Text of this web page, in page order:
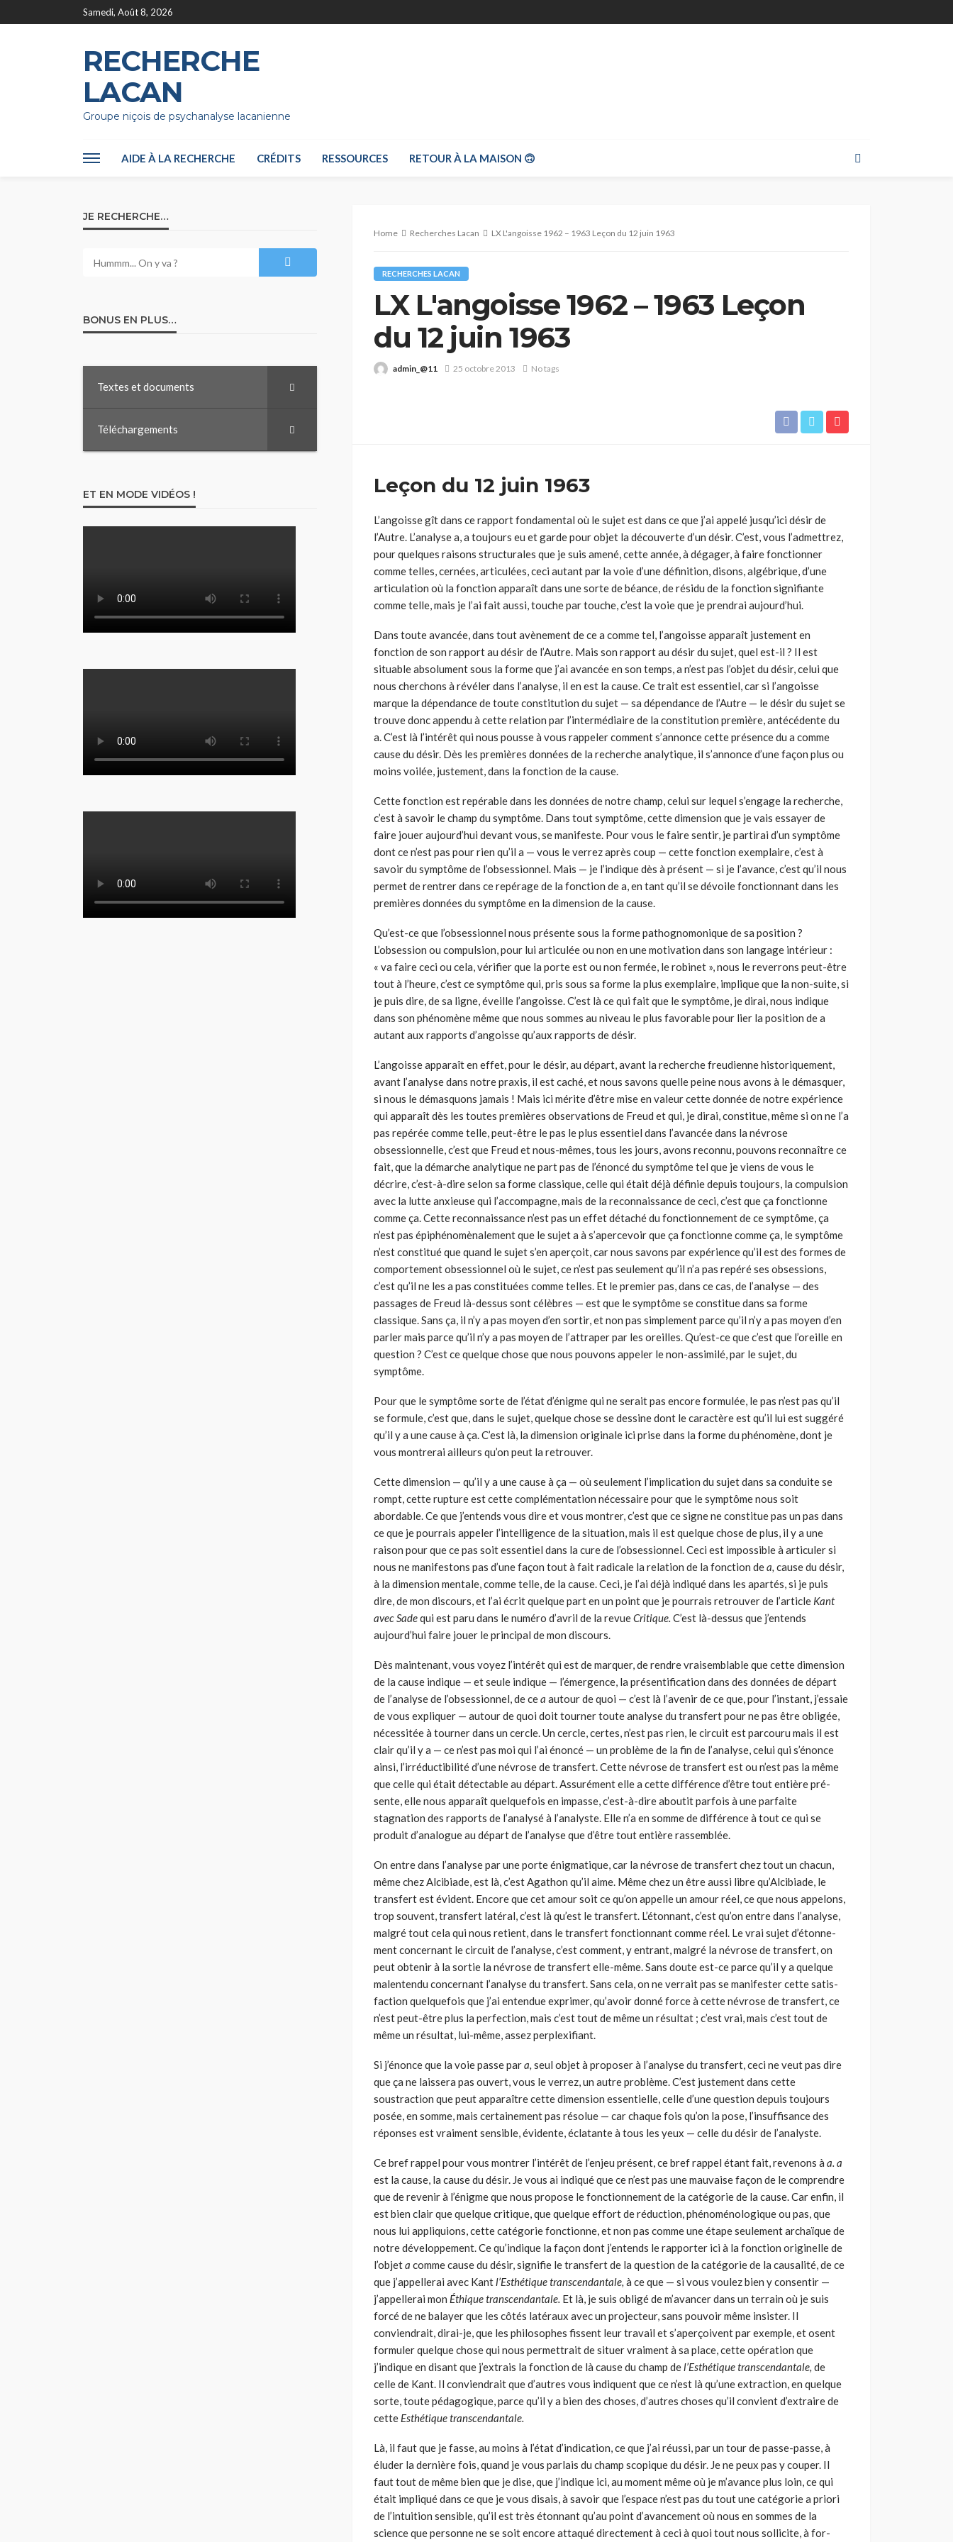
Samedi, Août 8, 2026
RECHERCHE
LACAN
Groupe niçois de psychanalyse lacanienne
AIDE À LA RECHERCHE CRÉDITS RESSOURCES RETOUR À LA MAISON 🙃
Home Recherches Lacan LX L'angoisse 1962 – 1963 Leçon du 12 juin 1963
RECHERCHES LACAN
LX L'angoisse 1962 – 1963 Leçon
du 12 juin 1963
admin_@11 25 octobre 2013 No tags
Leçon du 12 juin 1963
L’angoisse gît dans ce rapport fondamental où le sujet est dans ce que j’ai appelé jusqu’ici désir de
l’Autre. L’analyse a, a toujours eu et garde pour objet la découverte d’un désir. C’est, vous l’admettrez,
pour quelques rai­sons structurales que je suis amené, cette année, à dégager, à faire fonction­ner
comme telles, cernées, articulées, ceci autant par la voie d’une définition, disons, algébrique, d’une
articulation où la fonction apparaît dans une sorte de béance, de résidu de la fonction signifiante
comme telle, mais je l’ai fait aussi, touche par touche, c’est la voie que je prendrai aujourd’hui.
Dans toute avancée, dans tout avènement de ce a comme tel, l’angoisse apparaît justement en
fonction de son rapport au désir de l’Autre. Mais son rapport au désir du sujet, quel est-il ? Il est
situable absolument sous la forme que j’ai avancée en son temps, a n’est pas l’objet du désir, celui que
nous cherchons à révéler dans l’analyse, il en est la cause. Ce trait est essen­tiel, car si l’angoisse
marque la dépendance de toute constitution du sujet — sa dépendance de l’Autre — le désir du sujet se
trouve donc appendu à cette relation par l’intermédiaire de la constitution première, antécédente du
a. C’est là l’intérêt qui nous pousse à vous rappeler comment s’annonce cette présence du a comme
cause du désir. Dès les premières données de la recherche analytique, il s’annonce d’une façon plus ou
moins voilée, juste­ment, dans la fonction de la cause.
Cette fonction est repérable dans les données de notre champ, celui sur lequel s’engage la recherche,
c’est à savoir le champ du symptôme. Dans tout symptôme, cette dimension que je vais essayer de
faire jouer aujourd’hui devant vous, se manifeste. Pour vous le faire sentir, je partirai d’un symp­tôme
dont ce n’est pas pour rien qu’il a — vous le verrez après coup — cette fonction exemplaire, c’est à
savoir du symptôme de l’obsessionnel. Mais — je l’indique dès à présent — si je l’avance, c’est qu’il nous
permet de rentrer dans ce repérage de la fonction de a, en tant qu’il se dévoile fonc­tionnant dans les
premières données du symptôme en la dimension de la cause.
Qu’est-ce que l’obsessionnel nous présente sous la forme pathognomo­nique de sa position ?
L’obsession ou compulsion, pour lui articulée ou non en une motivation dans son langage intérieur :
« va faire ceci ou cela, véri­fier que la porte est ou non fermée, le robinet », nous le reverrons peut-être
tout à l’heure, c’est ce symptôme qui, pris sous sa forme la plus exemplaire, implique que la non-suite, si
je puis dire, de sa ligne, éveille l’angoisse. C’est là ce qui fait que le symptôme, je dirai, nous indique
dans son phénomène même que nous sommes au niveau le plus favorable pour lier la position de a
autant aux rapports d’angoisse qu’aux rapports de désir.
L’angoisse apparaît en effet, pour le désir, au départ, avant la recherche freudienne historiquement,
avant l’analyse dans notre praxis, il est caché, et nous savons quelle peine nous avons à le démasquer,
si nous le démasquons jamais ! Mais ici mérite d’être mise en valeur cette donnée de notre expé­rience
qui apparaît dès les toutes premières observations de Freud et qui, je dirai, constitue, même si on ne l’a
pas repérée comme telle, peut-être le pas le plus essentiel dans l’avancée dans la névrose
obsessionnelle, c’est que Freud et nous-mêmes, tous les jours, avons reconnu, pouvons reconnaître ce
fait, que la démarche analytique ne part pas de l’énoncé du symptôme tel que je viens de vous le
décrire, c’est-à-dire selon sa forme classique, celle qui était déjà définie depuis toujours, la compulsion
avec la lutte anxieuse qui l’accompagne, mais de la reconnaissance de ceci, c’est que ça fonctionne
comme ça. Cette reconnaissance n’est pas un effet détaché du fonctionne­ment de ce symptôme, ça
n’est pas épiphénomènalement que le sujet a à s’apercevoir que ça fonctionne comme ça, le symptôme
n’est constitué que quand le sujet s’en aperçoit, car nous savons par expérience qu’il est des formes de
comportement obsessionnel où le sujet, ce n’est pas seulement qu’il n’a pas repéré ses obsessions,
c’est qu’il ne les a pas constituées comme telles. Et le premier pas, dans ce cas, de l’analyse — des
passages de Freud là-dessus sont célèbres — est que le symptôme se constitue dans sa forme
classique. Sans ça, il n’y a pas moyen d’en sortir, et non pas simplement parce qu’il n’y a pas moyen d’en
parler mais parce qu’il n’y a pas moyen de l’attraper par les oreilles. Qu’est-ce que c’est que l’oreille en
question ? C’est ce quelque chose que nous pouvons appeler le non-assimilé, par le sujet, du
symptôme.
Pour que le symptôme sorte de l’état d’énigme qui ne serait pas encore formulée, le pas n’est pas qu’il
se formule, c’est que, dans le sujet, quelque chose se dessine dont le caractère est qu’il lui est suggéré
qu’il y a une cause à ça. C’est là, la dimension originale ici prise dans la forme du phénomène, dont je
vous montrerai ailleurs qu’on peut la retrouver.
Cette dimension — qu’il y a une cause à ça — où seulement l’implication du sujet dans sa conduite se
rompt, cette rupture est cette complémentation nécessaire pour que le symptôme nous soit
abordable. Ce que j’entends vous dire et vous montrer, c’est que ce signe ne constitue pas un pas dans
ce que je pourrais appeler l’intelligence de la situation, mais il est quelque chose de plus, il y a une
raison pour que ce pas soit essentiel dans la cure de l’obsessionnel. Ceci est impossible à articuler si
nous ne manifestons pas d’une façon tout à fait radicale la relation de la fonction dea, cause du désir,
à la dimension mentale, comme telle, de la cause. Ceci, je l’ai déjà indiqué dans les apartés, si je puis
dire, de mon discours, et l’ai écrit quelque part en un point que je pourrais retrouver de l’article Kant
avec Sadequi est paru dans le numéro d’avril de la revueCritique. C’est là-dessus que j’entends
aujourd’hui faire jouer le principal de mon discours.
Dès maintenant, vous voyez l’intérêt qui est de marquer, de rendre vrai­semblable que cette dimension
de la cause indique — et seule indique — l’émergence, la présentification dans des données de départ
de l’analyse de l’obsessionnel, de cea autour de quoi — c’est là l’avenir de ce que, pour l’instant, j’essaie
de vous expliquer — autour de quoi doit tourner toute ana­lyse du transfert pour ne pas être obligée,
nécessitée à tourner dans un cercle. Un cercle, certes, n’est pas rien, le circuit est parcouru mais il est
clair qu’il y a — ce n’est pas moi qui l’ai énoncé — un problème de la fin de l’ana­lyse, celui qui s’énonce
ainsi, l’irréductibilité d’une névrose de transfert. Cette névrose de transfert est ou n’est pas la même
que celle qui était détec­table au départ. Assurément elle a cette différence d’être tout entière pré­
sente, elle nous apparaît quelquefois en impasse, c’est-à-dire aboutit parfois à une parfaite
stagnation des rapports de l’analysé à l’analyste. Elle n’a en somme de différence à tout ce qui se
produit d’analogue au départ de l’ana­lyse que d’être tout entière rassemblée.
On entre dans l’analyse par une porte énigmatique, car la névrose de transfert chez tout un chacun,
même chez Alcibiade, est là, c’est Agathon qu’il aime. Même chez un être aussi libre qu’Alcibiade, le
transfert est évi­dent. Encore que cet amour soit ce qu’on appelle un amour réel, ce que nous appelons,
trop souvent, transfert latéral, c’est là qu’est le transfert. L’étonnant, c’est qu’on entre dans l’analyse,
malgré tout cela qui nous retient, dans le transfert fonctionnant comme réel. Le vrai sujet d’étonne­
ment concernant le circuit de l’analyse, c’est comment, y entrant, malgré la névrose de transfert, on
peut obtenir à la sortie la névrose de transfert elle-même. Sans doute est-ce parce qu’il y a quelque
malentendu concernant l’analyse du transfert. Sans cela, on ne verrait pas se manifester cette satis­
faction quelquefois que j’ai entendue exprimer, qu’avoir donné force à cette névrose de transfert, ce
n’est peut-être plus la perfection, mais c’est tout de même un résultat ; c’est vrai, mais c’est tout de
même un résultat, lui-même, assez perplexifiant.
Si j’énonce que la voie passe para, seul objet à proposer à l’analyse du transfert, ceci ne veut pas dire
que ça ne laissera pas ouvert, vous le verrez, un autre problème. C’est justement dans cette
soustraction que peut appa­raître cette dimension essentielle, celle d’une question depuis toujours
posée, en somme, mais certainement pas résolue — car chaque fois qu’on la pose, l’insuffisance des
réponses est vraiment sensible, évidente, éclatante à tous les yeux — celle du désir de l’analyste.
Ce bref rappel pour vous montrer l’intérêt de l’enjeu présent, ce bref rap­pel étant fait, revenons à a. a
est la cause, la cause du désir. Je vous ai indi­qué que ce n’est pas une mauvaise façon de le comprendre
que de revenir à l’énigme que nous propose le fonctionnement de la catégorie de la cause. Car enfin, il
est bien clair que quelque critique, que quelque effort de réduc­tion, phénoménologique ou pas, que
nous lui appliquions, cette catégorie fonctionne, et non pas comme une étape seulement archaïque de
notre développement. Ce qu’indique la façon dont j’entends le rapporter ici à la fonction originelle de
l’objeta comme cause du désir, signifie le transfert de la question de la catégorie de la causalité, de ce
que j’appellerai avec Kantl’Esthétique transcendantale, à ce que — si vous voulez bien y consentir —
j’appellerai mon Éthique transcendantale. Et là, je suis obligé de m’avancer dans un terrain où je suis
forcé de ne balayer que les côtés latéraux avec un projecteur, sans pouvoir même insis­ter. Il
conviendrait, dirai-je, que les philosophes fissent leur travail et s’aper­çoivent par exemple, et osent
formuler quelque chose qui nous permettrait de situer vraiment à sa place, cette opération que
j’indique en disant que j’extrais la fonction de là cause du champ del’Esthétique transcendantale, de
celle de Kant. Il conviendrait que d’autres vous indiquent que ce n’est là qu’une extraction, en quelque
sorte, toute pédagogique, parce qu’il y a bien des choses, d’autres choses qu’il convient d’extraire de
cette Esthétique transcendantale.
Là, il faut que je fasse, au moins à l’état d’indication, ce que j’ai réussi, par un tour de passe-passe, à
éluder la dernière fois, quand je vous parlais du champ scopique du désir. Je ne peux pas y couper. Il
faut tout de même bien que je dise, que j’indique ici, au moment même où je m’avance plus loin, ce qui
était impliqué dans ce que je vous disais, à savoir que l’espace n’est pas du tout une catégorie a priori
de l’intuition sensible, qu’il est très étonnant qu’au point d’avancement où nous en sommes de la
science que personne ne se soit encore attaqué directement à ceci à quoi tout nous sollicite, à for­
JE RECHERCHE…
BONUS EN PLUS…
Textes et documents
Téléchargements
ET EN MODE VIDÉOS !